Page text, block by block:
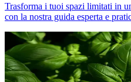
Trasforma i tuoi spazi limitati in
con la nostra guida esperta e